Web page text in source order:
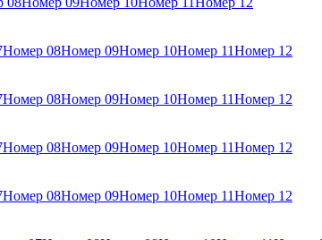
Номер 08Номер 09Номер 10Номер 11Номер 12
Номер 08Номер 09Номер 10Номер 11Номер 12
Номер 08Номер 09Номер 10Номер 11Номер 12
Номер 08Номер 09Номер 10Номер 11Номер 12